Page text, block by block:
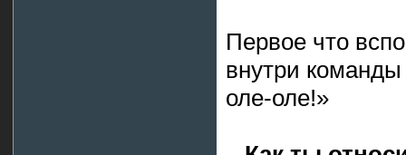
Первое что
внутри
оле-оле!»